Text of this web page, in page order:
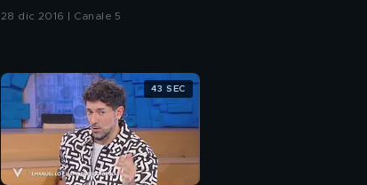
28 dic 2016 | Canale 5
43 SEC